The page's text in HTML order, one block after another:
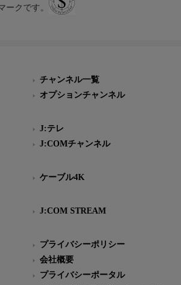
ークです。
チャンネル一覧
オプションチャンネル
J:テレ
J:COMチャンネル
ケーブル4K
J:COM STREAM
プライバシーポリシー
会社概要
プライバシーポータル